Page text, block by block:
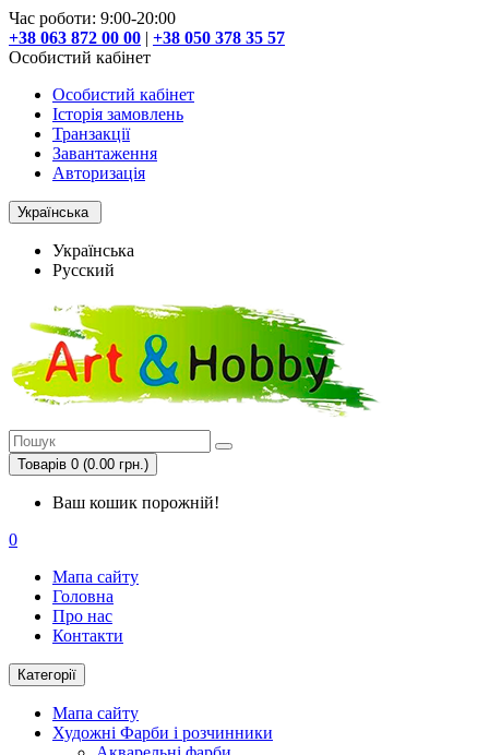
Час роботи: 9:00-20:00
+38 063 872 00 00 | +38 050 378 35 57
Особистий кабінет
Особистий кабінет
Історія замовлень
Транзакції
Завантаження
Авторизація
Українська
Українська
Русский
Товарів 0 (0.00 грн.)
Ваш кошик порожній!
0
Мапа сайту
Головна
Про нас
Контакти
Категорії
Мапа сайту
Художні Фарби і розчинники